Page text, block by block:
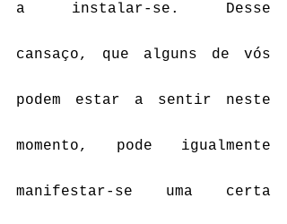
a instalar-se. Desse
cansaço, que alguns de vós
podem estar a sentir neste
momento, pode igualmente